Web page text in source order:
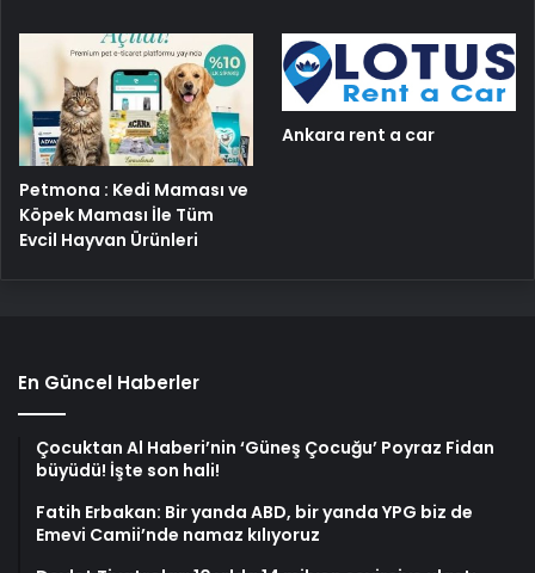
Petmona : Kedi Maması ve
Köpek Maması İle Tüm
Evcil Hayvan Ürünleri
Ankara rent a car
En Güncel Haberler
Çocuktan Al Haberi’nin ‘Güneş Çocuğu’ Poyraz Fidan
büyüdü! İşte son hali!
Fatih Erbakan: Bir yanda ABD, bir yanda YPG biz de
Emevi Camii’nde namaz kılıyoruz